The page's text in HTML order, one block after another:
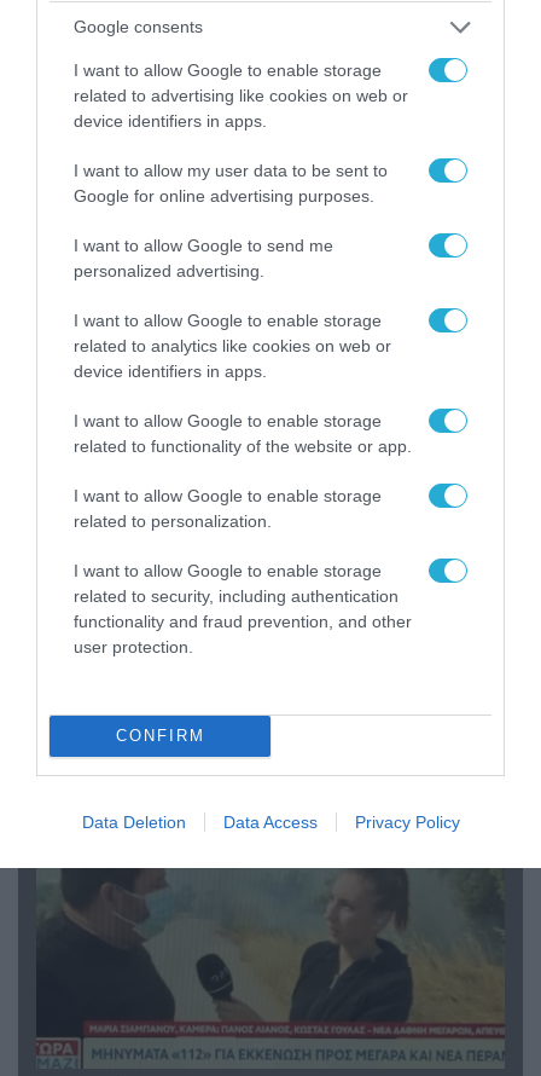
Google consents
I want to allow Google to enable storage
related to advertising like cookies on web or
device identifiers in apps.
I want to allow my user data to be sent to
Google for online advertising purposes.
I want to allow Google to send me
personalized advertising.
I want to allow Google to enable storage
related to analytics like cookies on web or
device identifiers in apps.
I want to allow Google to enable storage
related to functionality of the website or app.
I want to allow Google to enable storage
related to personalization.
I want to allow Google to enable storage
related to security, including authentication
functionality and fraud prevention, and other
user protection.
CONFIRM
Data Deletion Data Access Privacy Policy
04.08.2026 | 15:02
Αυτή την ώρα το τελευταίο «αντίο» στον πρώην
υπουργό Ι.Βαρβιτσιώτη (φωτο)
04.08.2026 | 13:02
Πυροσβεστών για την δημοσιογράφο του OPEN
που γέλασε στη φωτιά